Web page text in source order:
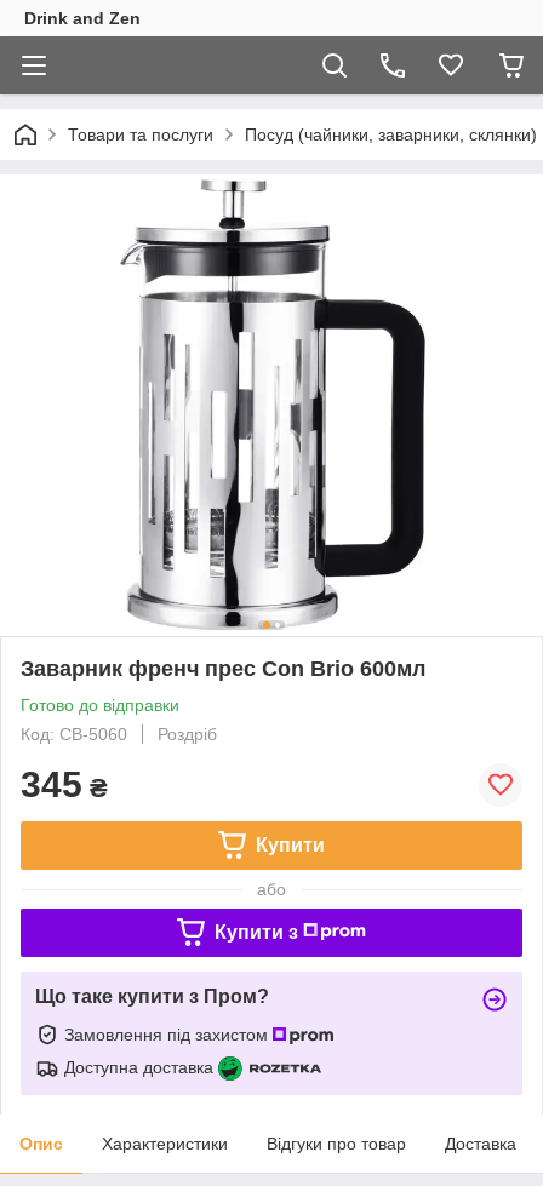
Drink and Zen
Товари та послуги Посуд (чайники, заварники, склянки)
Заварник френч прес Con Brio 600мл
Готово до відправки
Код: СВ-5060
Роздріб
345 ₴
Купити
або
Купити з
Що таке купити з Пром?
Замовлення під захистом
Доступна доставка
Опис Характеристики Відгуки про товар Доставка